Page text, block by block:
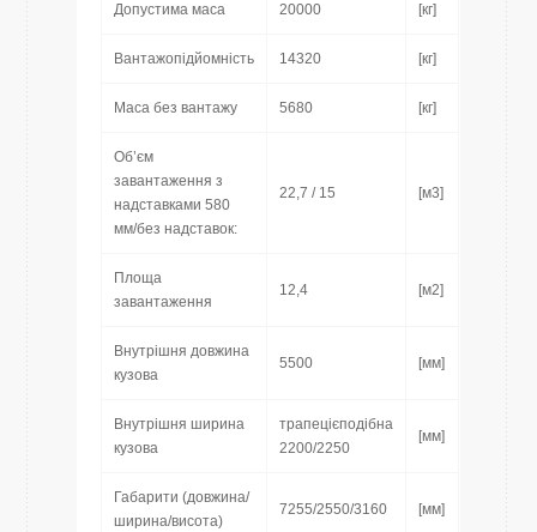
Допустима маса 20000 [кг]
Вантажопідйомність 14320 [кг]
Маса без вантажу 5680 [кг]
Об’єм
завантаження з
надставками 580
мм/без надставок:
22,7 / 15 [м3]
Площа
завантаження
12,4 [м2]
Внутрішня довжина
кузова
5500 [мм]
Внутрішня ширина
кузова
трапецієподібна
2200/2250
[мм]
Габарити (довжина/
ширина/висота)
7255/2550/3160 [мм]